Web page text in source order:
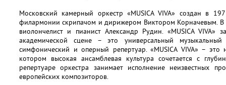
Московский камерный оркестр «MUSICA VIVA» создан в
филармонии скрипачом и дирижером Виктором Корначевым. В
виолончелист и пианист Александр Рудин. «MUSICA VIVA»
академической сцене – это универсальный
симфонический и оперный репертуар. «MUSICA VIVA» –
котором высокая ансамблевая культура сочетается с
репертуаре оркестра занимает исполнение неизвестных
европейских композиторов.